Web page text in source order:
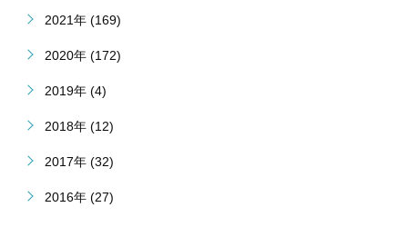
2021年 (169)
2020年 (172)
2019年 (4)
2018年 (12)
2017年 (32)
2016年 (27)